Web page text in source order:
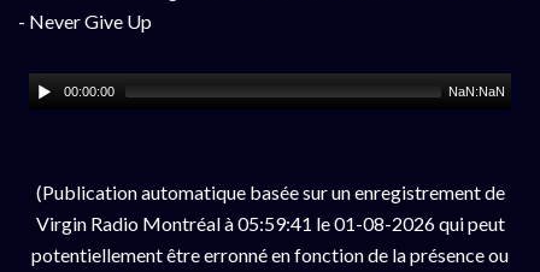
- Never Give Up
00:00:00 NaN:NaN
(Publication automatique basée sur un enregistrement de
Virgin Radio Montréal à 05:59:41 le 01-08-2026 qui peut
potentiellement être erronné en fonction de la présence ou